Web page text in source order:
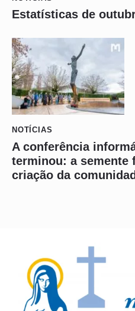
Estatísticas de
NOTÍCIAS
A conferência
terminou: a semente
criação da